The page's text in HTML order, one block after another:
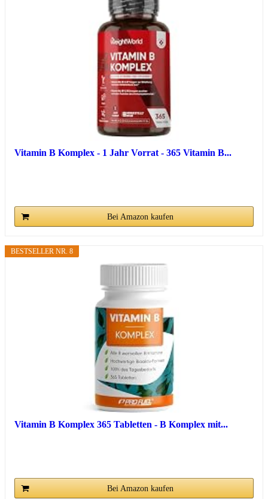
Vitamin B Komplex - 1 Jahr Vorrat - 365 Vitamin B...
Bei Amazon kaufen
BESTSELLER NR. 8
Vitamin B Komplex 365 Tabletten - B Komplex mit...
Bei Amazon kaufen